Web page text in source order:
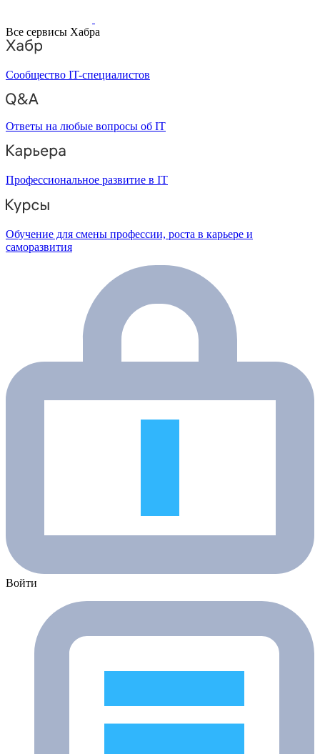
Все сервисы Хабра
Сообщество IT-специалистов
Ответы на любые вопросы об IT
Профессиональное развитие в IT
Обучение для смены профессии, роста в карьере и
саморазвития
Войти